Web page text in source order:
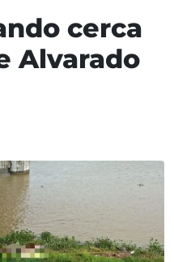
cerca
Alvarado